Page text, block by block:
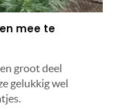
mee te
groot deel
gelukkig wel